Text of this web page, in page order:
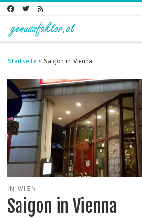
Zum Inhalt springen
Startseite » Saigon in Vienna
IN WIEN
Saigon in Vienna